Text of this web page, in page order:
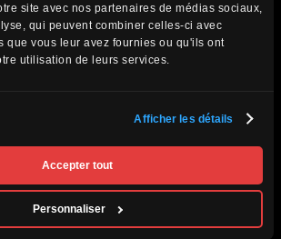
site avec nos partenaires de médias sociaux,
qui peuvent combiner celles-ci avec
que vous leur avez fournies ou qu'ils ont
utilisation de leurs services.
Afficher les détails
Accepter tout
Personnaliser